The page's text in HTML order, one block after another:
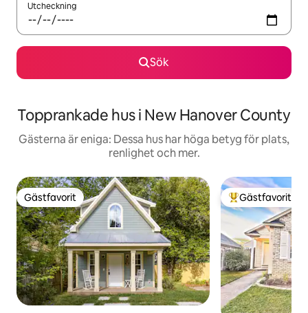
Utcheckning
Sök
Topprankade hus i New Hanover County
Gästerna är eniga: Dessa hus har höga betyg för plats,
renlighet och mer.
Gästfavorit
Gästfavorit Populär
Gästfavorit